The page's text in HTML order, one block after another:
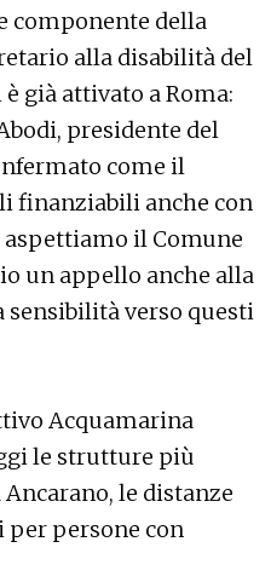
componente della
alla disabilità del
già attivato a Roma:
presidente del
come il
finanziabili anche con
il Comune
un appello anche alla
sensibilità verso questi
Acquamarina
le strutture più
le distanze
per persone con